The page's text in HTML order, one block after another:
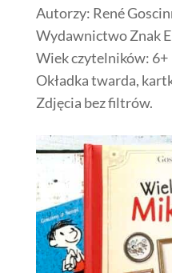
Autorzy: René
Wydawnictwo Znak
Wiek czytelników: 6+
Okładka twarda,
Zdjęcia bez filtrów.